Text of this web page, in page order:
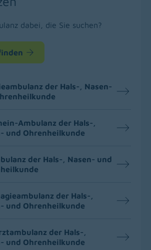
dabei, die Sie suchen?
der Hals-, Nasen-
Ambulanz der Hals-,
und Ohrenheilkunde
der Hals-, Nasen- und
der Hals-,
und Ohrenheilkunde
der Hals-,
und Ohrenheilkunde